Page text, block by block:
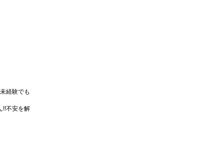
経験でも
!!不安を解